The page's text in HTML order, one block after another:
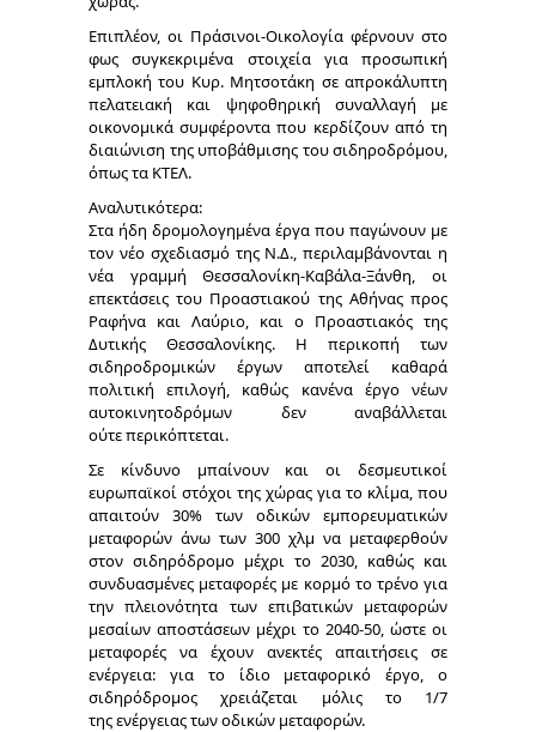
Επιπλέον, οι Πράσινοι-Οικολογία φέρνουν στο
φως συγκεκριμένα στοιχεία για προσωπική
εμπλοκή του Κυρ. Μητσοτάκη σε απροκάλυπτη
πελατειακή και ψηφοθηρική συναλλαγή με
οικονομικά συμφέροντα που κερδίζουν από τη
διαιώνιση της υποβάθμισης του σιδηροδρόμου,
όπως τα ΚΤΕΛ.
Αναλυτικότερα:
Στα ήδη δρομολογημένα έργα που παγώνουν με
τον νέο σχεδιασμό της Ν.Δ., περιλαμβάνονται η
νέα γραμμή Θεσσαλονίκη-Καβάλα-Ξάνθη, οι
επεκτάσεις του Προαστιακού της Αθήνας προς
Ραφήνα και Λαύριο, και ο Προαστιακός της
Δυτικής Θεσσαλονίκης. Η περικοπή των
σιδηροδρομικών έργων αποτελεί καθαρά
πολιτική επιλογή, καθώς κανένα έργο νέων
αυτοκινητοδρόμων δεν αναβάλλεται
ούτε περικόπτεται.
Σε κίνδυνο μπαίνουν και οι δεσμευτικοί
ευρωπαϊκοί στόχοι της χώρας για το κλίμα, που
απαιτούν 30% των οδικών εμπορευματικών
μεταφορών άνω των 300 χλμ να μεταφερθούν
στον σιδηρόδρομο μέχρι το 2030, καθώς και
συνδυασμένες μεταφορές με κορμό το τρένο για
την πλειονότητα των επιβατικών μεταφορών
μεσαίων αποστάσεων μέχρι το 2040-50, ώστε οι
μεταφορές να έχουν ανεκτές απαιτήσεις σε
ενέργεια: για το ίδιο μεταφορικό έργο, ο
σιδηρόδρομος χρειάζεται μόλις το 1/7
της ενέργειας των οδικών μεταφορών.